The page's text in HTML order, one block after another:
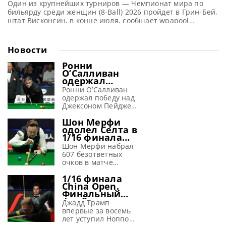
Один из крупнейших турниров — Чемпионат мира по
бильярду среди женщин (8-Ball) 2026 пройдет в Грин-Бей,
штат Висконсин, в конце июля, сообщает wpapool
26 июля. Крупный турнир, организованный Женской
профессиональной бильярдной ассоциацией (WPBA) под
эгидой Всемирной ассоциации
Новости
Ронни
О’Салливан
одержал
победу во
второй день
China Open
2026 и вышел в
1/8 финала
Ронни О’Салливан
одержал победу над
Джексоном Пейджем
турнире China Open
2026, сообщает WST
Несмотря на не
самый уверенный
старт, Ронни
О’Салливан одержал
первом матче на
турнире China Open
2026. Встреча,
ставшая для него
35-й подряд в
высшем дивизионе
Шон Мерфи
одолел Селта в
1/16 финала
турнира в
Тайюане,
установив
новый рекорд
Шон Мерфи набрал
607 безответных
очков в матче
Селта, разгромив
его со счетом 6-0 и
выйдя в 1/8 финала
на турнире China
Open 2026,
сообщает WST Шон
1/16 финала
China Open.
Финальный
фрейм матча
Джадд Трамп
vs Ноппон
Джадд Трамп
впервые за восемь
лет уступил Ноппону